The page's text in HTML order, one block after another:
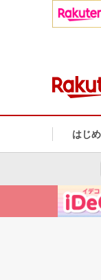
はじ